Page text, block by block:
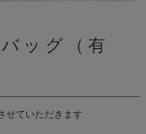
ッグ（有
せていただきます